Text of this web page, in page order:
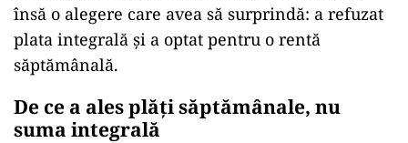
însă o alegere care avea să surprindă: a refuzat
plata integrală și a optat pentru o rentă
săptămânală.
De ce a ales plăți săptămânale, nu
suma integrală